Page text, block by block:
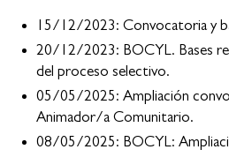
15/12/2023: Convocatoria y
20/12/2023: BOCYL. Bases
del proceso selectivo.
05/05/2025: Ampliación
Animador/a Comunitario.
08/05/2025: BOCYL: